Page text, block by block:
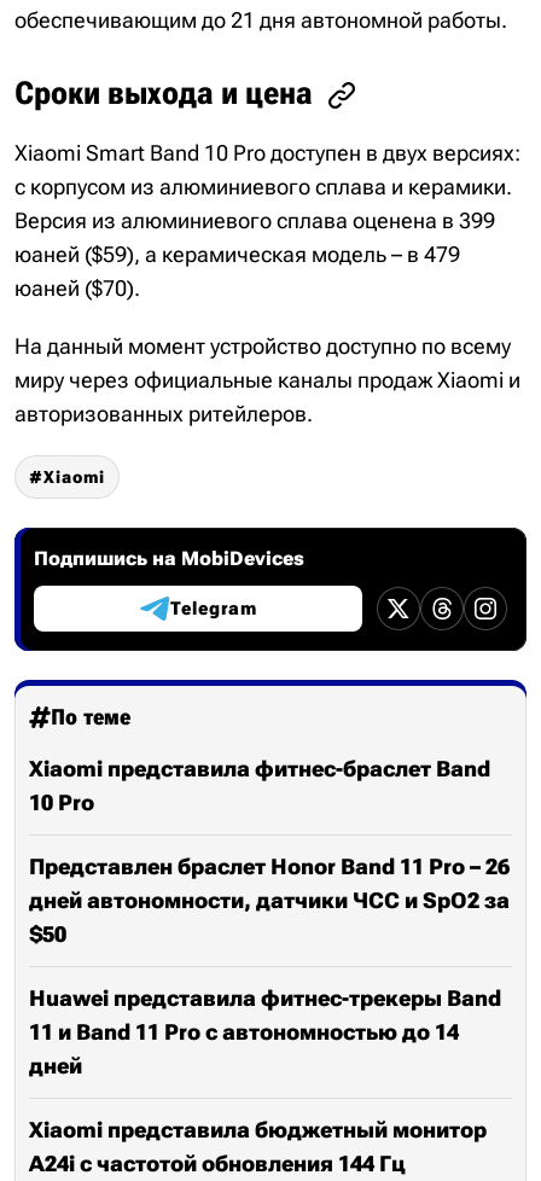
обеспечивающим до 21 дня автономной работы.
Сроки выхода и цена
Xiaomi Smart Band 10 Pro доступен в двух версиях:
с корпусом из алюминиевого сплава и керамики.
Версия из алюминиевого сплава оценена в 399
юаней ($59), а керамическая модель – в 479
юаней ($70).
На данный момент устройство доступно по всему
миру через официальные каналы продаж Xiaomi и
авторизованных ритейлеров.
Xiaomi
Подпишись на MobiDevices
Telegram
По теме
Xiaomi представила фитнес-браслет Band
10 Pro
Представлен браслет Honor Band 11 Pro – 26
дней автономности, датчики ЧСС и SpO2 за
$50
Huawei представила фитнес-трекеры Band
11 и Band 11 Pro с автономностью до 14
дней
Xiaomi представила бюджетный монитор
A24i с частотой обновления 144 Гц